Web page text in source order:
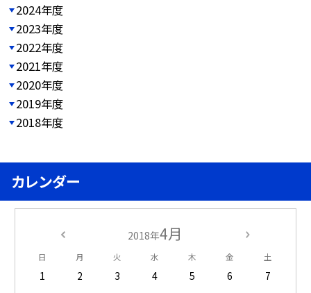
2024年度
2023年度
2022年度
2021年度
2020年度
2019年度
2018年度
カレンダー
2018年4月
日 月 火 水 木 金 土
1 2 3 4 5 6
7